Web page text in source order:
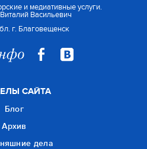
и медиативные услуги.
Васильевич
г. Благовещенск
САЙТА
Блог
Архив
дела